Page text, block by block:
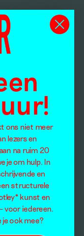
ons niet meer
lezers en
na ruim 20
je om hulp. In
en
structurele
kunst en
voor iedereen.
je ook mee?